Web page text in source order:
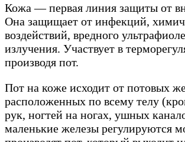
Кожа — первая линия защиты от
Она защищает от инфекций,
воздействий, вредного
излучения. Участвует в
производя пот.
Пот на коже исходит от потовых
расположенных по всему телу
рук, ногтей на ногах, ушных
маленькие железы регулируются